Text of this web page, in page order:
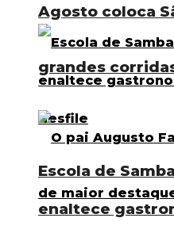
Escola de
enaltece
Agosto coloca
grandes